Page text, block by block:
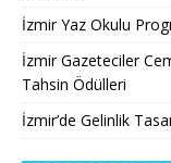
İzmir Yaz Okulu
İzmir Gazeteciler
Tahsin Ödülleri
İzmir’de Gelinlik